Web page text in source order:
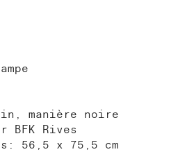
manière noire
BFK Rives
56,5 x 75,5 cm